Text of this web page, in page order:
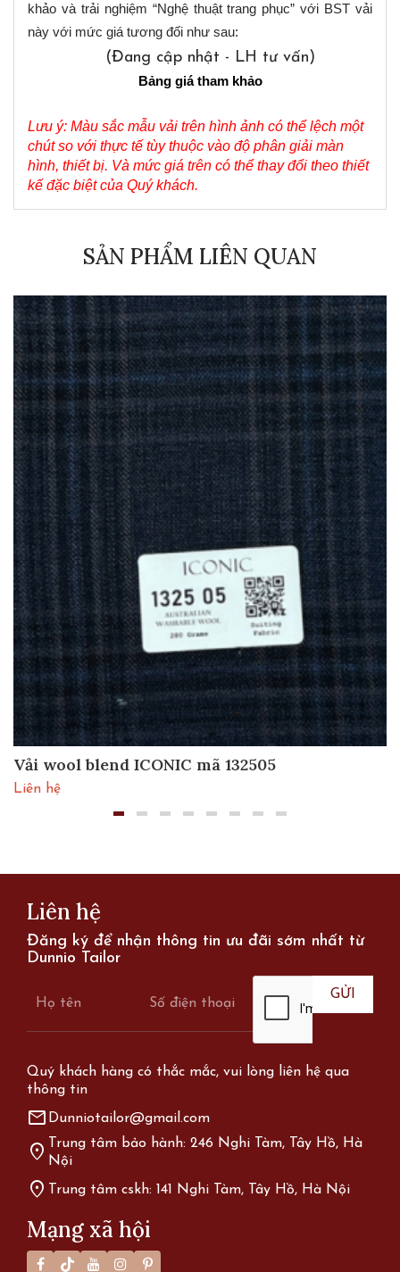
khảo và trải nghiệm “Nghệ thuật trang phục” với BST vải
này với mức giá tương đối như sau:
(Đang cập nhật - LH tư vấn)
Bảng giá tham khảo
Lưu ý: Màu sắc mẫu vải trên hình ảnh có thể lệch một
chút so với thực tế tùy thuộc vào độ phân giải màn
hình, thiết bị. Và mức giá trên có thể thay đổi theo thiết
kế đặc biệt của Quý khách.
SẢN PHẨM LIÊN QUAN
Vải wool blend ICONIC mã 132505
Liên hệ
Liên hệ
Đăng ký để nhận thông tin ưu đãi sớm nhất từ
Dunnio Tailor
Quý khách hàng có thắc mắc, vui lòng liên hệ qua
thông tin
mail Dunniotailor@gmail.com
location_on Trung tâm bảo hành: 246 Nghi Tàm, Tây Hồ, Hà
Nội
location_on Trung tâm cskh: 141 Nghi Tàm, Tây Hồ, Hà Nội
Mạng xã hội